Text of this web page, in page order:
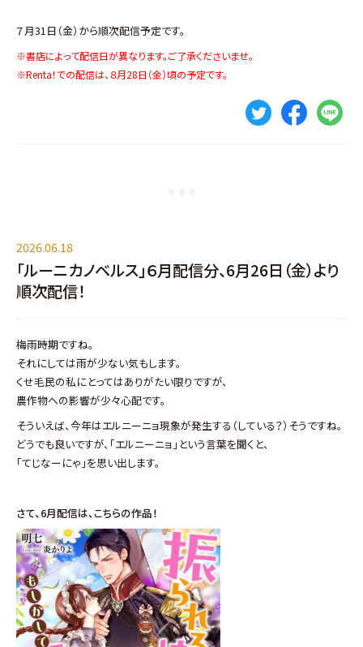
７月31日（金）から順次配信予定です。
※書店によって配信日が異なります。ご了承くださいませ。
※Renta！での配信は、８月28日（金）頃の予定です。
2026.06.18
「ルーニカノベルス」６月配信分、6月26日（金）より
順次配信！
梅雨時期ですね。
それにしては雨が少ない気もします。
くせ毛民の私にとってはありがたい限りですが、
農作物への影響が少々心配です。
そういえば、今年はエルニーニョ現象が発生する（している？）そうですね。
どうでも良いですが、「エルニーニョ」という言葉を聞くと、
「てじなーにゃ」を思い出します。
さて、6月配信は、こちらの作品！